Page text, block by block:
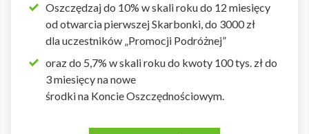
Oszczędzaj do 10% w skali roku do 12 miesięcy
od otwarcia pierwszej Skarbonki, do 3000 zł
dla uczestników „Promocji Podróżnej”
oraz do 5,7% w skali roku do kwoty 100 tys. zł do
3 miesięcy na nowe
środki na Koncie Oszczędnościowym.